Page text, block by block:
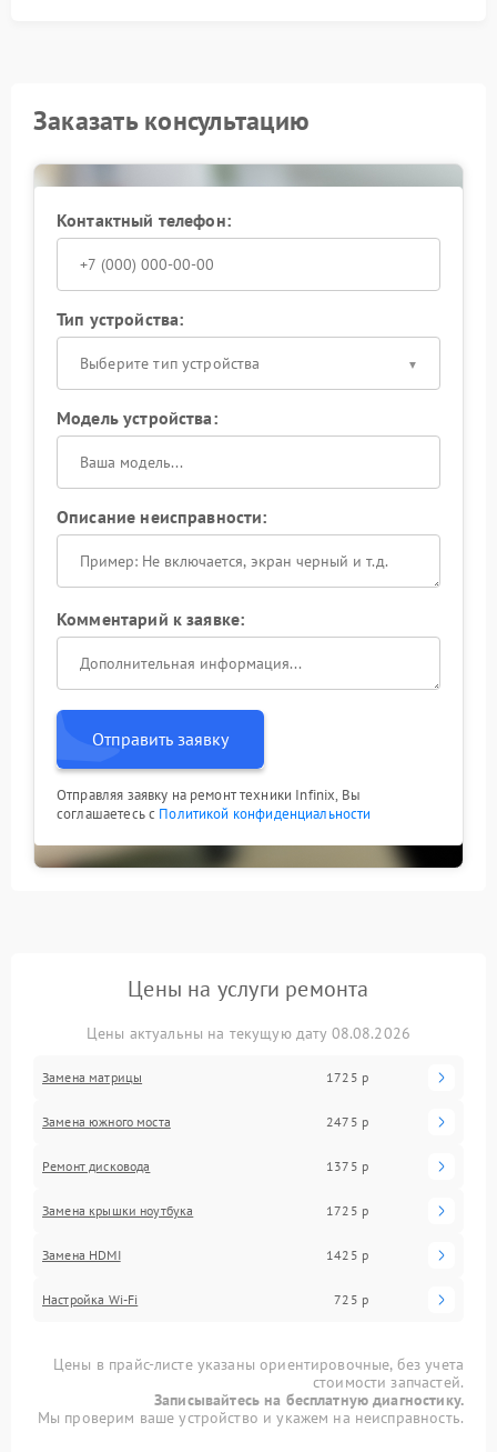
Заказать консультацию
Контактный телефон:
Тип устройства:
Выберите тип устройства
Модель устройства:
Описание неисправности:
Комментарий к заявке:
Отправить заявку
Отправляя заявку на ремонт техники Infinix, Вы
соглашаетесь с Политикой конфиденциальности
Цены на услуги ремонта
Цены актуальны на текущую дату 08.08.2026
Замена матрицы 1725 р
Замена южного моста 2475 р
Ремонт дисковода 1375 р
Замена крышки ноутбука 1725 р
Замена HDMI 1425 р
Настройка Wi-Fi 725 р
Цены в прайс-листе указаны ориентировочные, без учета
стоимости запчастей.
Записывайтесь на бесплатную диагностику.
Мы проверим ваше устройство и укажем на неисправность.